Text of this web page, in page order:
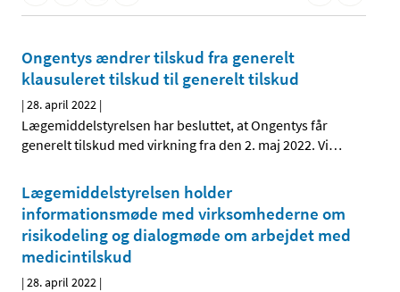
Ongentys ændrer tilskud fra generelt
klausuleret tilskud til generelt tilskud
|28. april 2022 |
Lægemiddelstyrelsen har besluttet, at Ongentys får
generelt tilskud med virkning fra den 2. maj 2022. Vi…
Lægemiddelstyrelsen holder
informationsmøde med virksomhederne om
risikodeling og dialogmøde om arbejdet med
medicintilskud
|28. april 2022 |